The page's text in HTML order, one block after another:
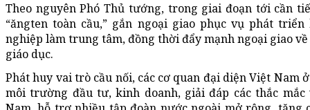
Theo nguyên Phó Thủ tướng, trong giai đoạn tới cần
“ăngten toàn cầu,” gắn ngoại giao phục vụ phát
nghiệp làm trung tâm, đồng thời đẩy mạnh ngoại giao
giáo dục.
Phát huy vai trò cầu nối, các cơ quan đại diện Việt Nam
môi trường đầu tư, kinh doanh, giải đáp các thắc